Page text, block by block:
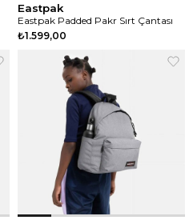
Eastpak
Eastpak Padded Pakr Sırt Çantası
₺1.599,00